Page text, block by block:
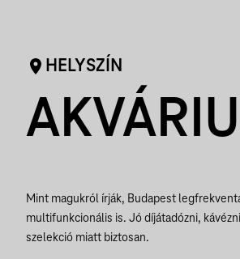
HELYSZÍN
Mint magukról írják, Budapest
multifunkcionális is. Jó díjátadózni,
szelekció miatt biztosan.